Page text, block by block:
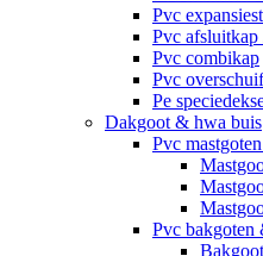
Pvc
Pvc
Pvc combikap
Pvc
Pe
Dakgoot & hwa buis
Pvc
Pvc bakgoten